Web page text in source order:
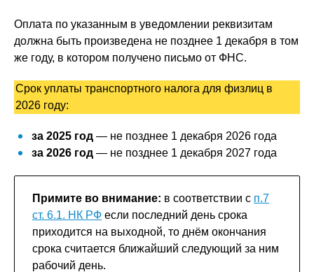
Оплата по указанным в уведомлении реквизитам
должна быть произведена не позднее 1 декабря в том
же году, в котором получено письмо от ФНС.
Срок уплаты транспортного налога для физлиц в
2026 году:
за 2025 год — не позднее 1 декабря 2026 года
за 2026 год — не позднее 1 декабря 2027 года
Примите во внимание: в соответствии с п.7
ст. 6.1. НК РФ если последний день срока
приходится на выходной, то днём окончания
срока считается ближайший следующий за ним
рабочий день.